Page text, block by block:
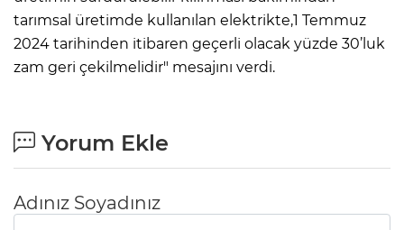
tarımsal üretimde kullanılan elektrikte,1 Temmuz
2024 tarihinden itibaren geçerli olacak yüzde 30’luk
zam geri çekilmelidir" mesajını verdi.
Yorum Ekle
Adınız Soyadınız